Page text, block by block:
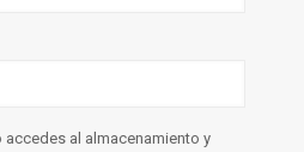
al almacenamiento y